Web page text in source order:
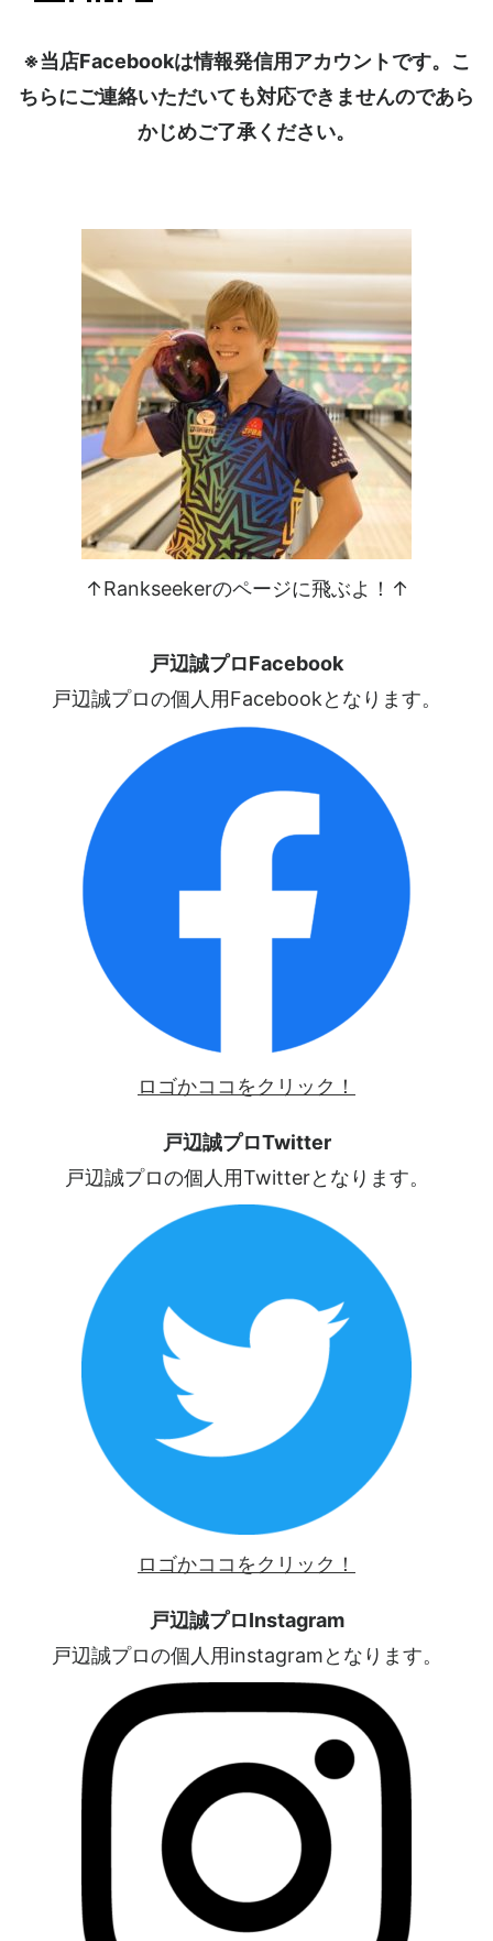
※当店Facebookは情報発信用アカウントです。こ
ちらにご連絡いただいても対応できませんのであら
かじめご了承ください。
↑Rankseekerのページに飛ぶよ！↑
戸辺誠プロFacebook
戸辺誠プロの個人用Facebookとなります。
ロゴかココをクリック！
戸辺誠プロTwitter
戸辺誠プロの個人用Twitterとなります。
ロゴかココをクリック！
戸辺誠プロInstagram
戸辺誠プロの個人用instagramとなります。